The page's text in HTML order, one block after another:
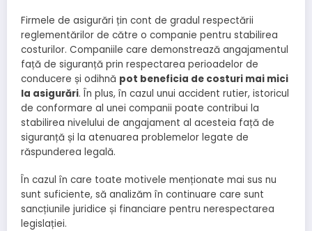
Firmele de asigurări țin cont de gradul respectării
reglementărilor de către o companie pentru stabilirea
costurilor. Companiile care demonstrează angajamentul
față de siguranță prin respectarea perioadelor de
conducere și odihnă pot beneficia de costuri mai mici
la asigurări. În plus, în cazul unui accident rutier, istoricul
de conformare al unei companii poate contribui la
stabilirea nivelului de angajament al acesteia față de
siguranță și la atenuarea problemelor legate de
răspunderea legală.
În cazul în care toate motivele menționate mai sus nu
sunt suficiente, să analizăm în continuare care sunt
sancțiunile juridice și financiare pentru nerespectarea
legislației.